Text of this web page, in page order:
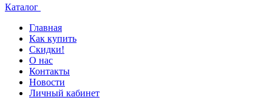
Каталог
Главная
Как купить
Скидки!
О нас
Контакты
Новости
Личный кабинет